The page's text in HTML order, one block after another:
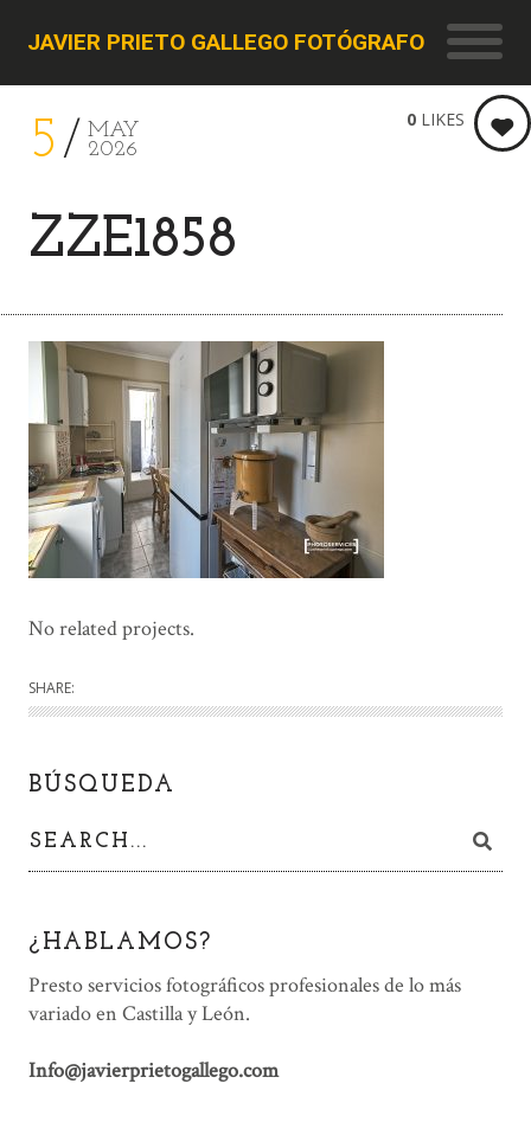
JAVIER PRIETO GALLEGO FOTÓGRAFO
5
MAY
2026
ZZE1858
0 LIKES
No related projects.
SHARE:
BÚSQUEDA
¿HABLAMOS?
Presto servicios fotográficos profesionales de lo más
variado en Castilla y León.
Info@javierprietogallego.com